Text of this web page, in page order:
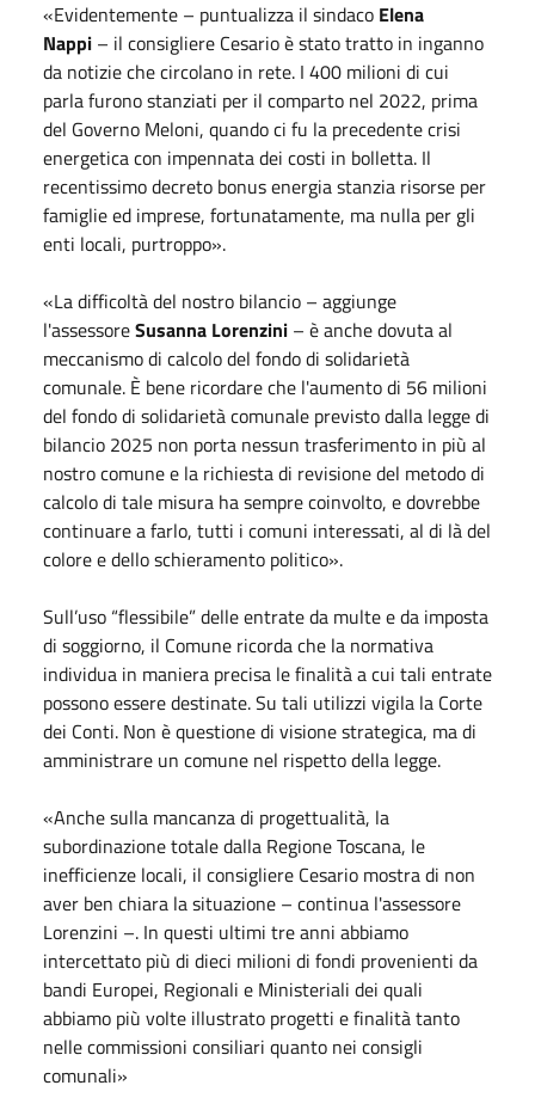
«Evidentemente – puntualizza il sindaco Elena
Nappi – il consigliere Cesario è stato tratto in inganno
da notizie che circolano in rete. I 400 milioni di cui
parla furono stanziati per il comparto nel 2022, prima
del Governo Meloni, quando ci fu la precedente crisi
energetica con impennata dei costi in bolletta. Il
recentissimo decreto bonus energia stanzia risorse per
famiglie ed imprese, fortunatamente, ma nulla per gli
enti locali, purtroppo».
«La difficoltà del nostro bilancio – aggiunge
l'assessoreSusanna Lorenzini – è anche dovuta al
meccanismo di calcolo del fondo di solidarietà
comunale. È bene ricordare che l'aumento di 56 milioni
del fondo di solidarietà comunale previsto dalla legge di
bilancio 2025 non porta nessun trasferimento in più al
nostro comune e la richiesta di revisione del metodo di
calcolo di tale misura ha sempre coinvolto, e dovrebbe
continuare a farlo, tutti i comuni interessati, al di là del
colore e dello schieramento politico».
Sull’uso “flessibile” delle entrate da multe e da imposta
di soggiorno, il Comune ricorda che la normativa
individua in maniera precisa le finalità a cui tali entrate
possono essere destinate. Su tali utilizzi vigila la Corte
dei Conti. Non è questione di visione strategica, ma di
amministrare un comune nel rispetto della legge.
«Anche sulla mancanza di progettualità, la
subordinazione totale dalla Regione Toscana, le
inefficienze locali, il consigliere Cesario mostra di non
aver ben chiara la situazione – continua l'assessore
Lorenzini –. In questi ultimi tre anni abbiamo
intercettato più di dieci milioni di fondi provenienti da
bandi Europei, Regionali e Ministeriali dei quali
abbiamo più volte illustrato progetti e finalità tanto
nelle commissioni consiliari quanto nei consigli
comunali»